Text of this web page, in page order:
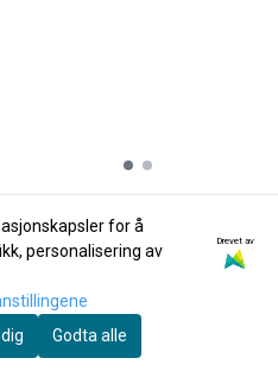
Dan Moi
Munnharpe fra
MMO-975B
99,-
for å
personalisering av
Drevet av
Godta alle